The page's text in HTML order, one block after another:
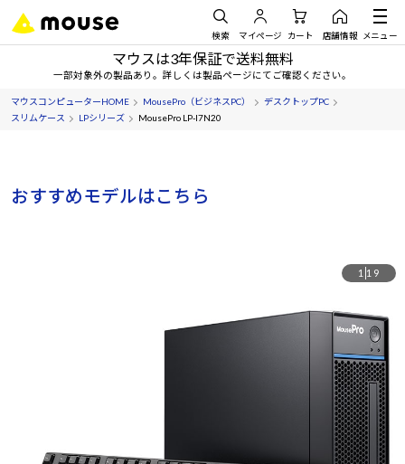
検索 マイページ カート 店舗情報 メニュー
マウスは3年保証で送料無料
一部対象外の製品あり。詳しくは製品ページにてご確認ください。
マウスコンピューターHOME MousePro（ビジネスPC）
デスクトップPC
スリムケース
LPシリーズ MousePro LP-I7N20
おすすめモデルはこちら
1 19